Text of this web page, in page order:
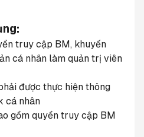
truy cập BM, khuyến
cá nhân làm quản trị viên
được thực hiện thông
cá nhân
gồm quyền truy cập BM